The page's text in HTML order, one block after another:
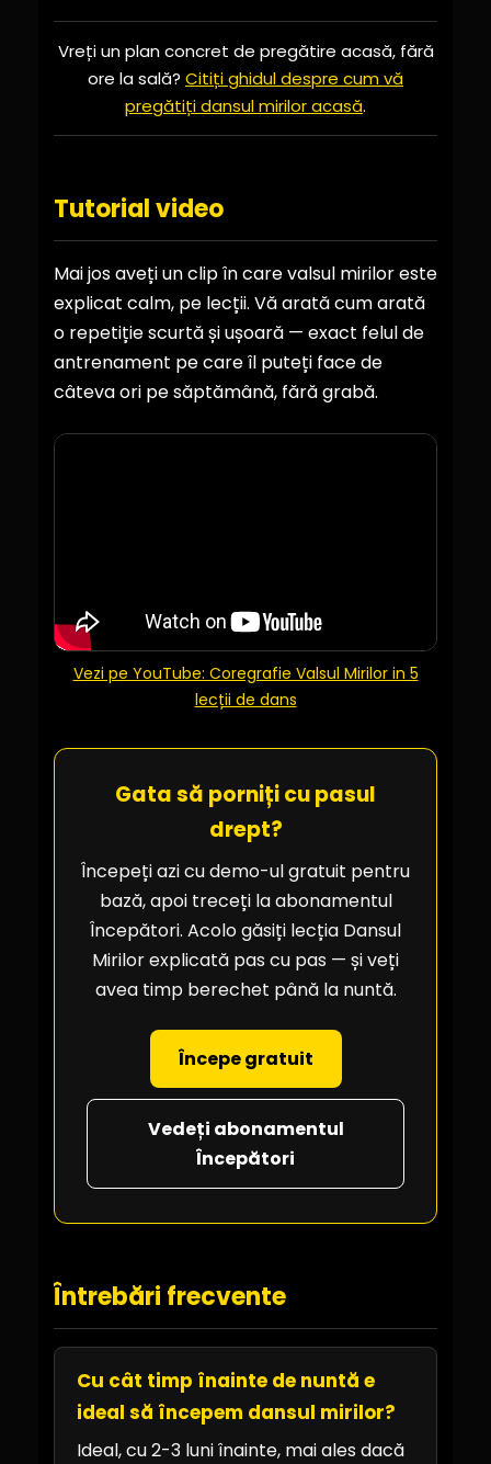
Vreți un plan concret de pregătire acasă, fără
ore la sală? Citiți ghidul despre cum vă
pregătiți dansul mirilor acasă.
Tutorial video
Mai jos aveți un clip în care valsul mirilor este
explicat calm, pe lecții. Vă arată cum arată
o repetiție scurtă și ușoară — exact felul de
antrenament pe care îl puteți face de
câteva ori pe săptămână, fără grabă.
Vezi pe YouTube: Coregrafie Valsul Mirilor in 5
lecții de dans
Gata să porniți cu pasul
drept?
Începeți azi cu demo-ul gratuit pentru
bază, apoi treceți la abonamentul
Începători. Acolo găsiți lecția Dansul
Mirilor explicată pas cu pas — și veți
avea timp berechet până la nuntă.
Începe gratuit
Vedeți abonamentul
Începători
Întrebări frecvente
Cu cât timp înainte de nuntă e
ideal să începem dansul mirilor?
Ideal, cu 2-3 luni înainte, mai ales dacă